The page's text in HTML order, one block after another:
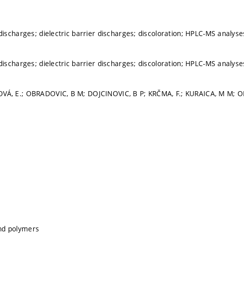
dielectric barrier discharges; discoloration; HPLC-MS
dielectric barrier discharges; discoloration; HPLC-MS
E.; OBRADOVIC, B M; DOJCINOVIC, B P; KRČMA, F.; KURAICA, M M;
polymers